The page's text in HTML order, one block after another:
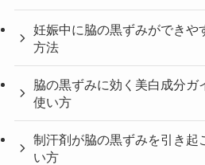
妊娠中に脇の黒ずみができや
方法
脇の黒ずみに効く美白成分
使い方
制汗剤が脇の黒ずみを引き起
い方